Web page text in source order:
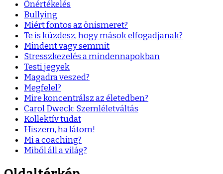
Önértékelés
Bullying
Miért fontos az önismeret?
Te is küzdesz, hogy mások elfogadjanak?
Mindent vagy semmit
Stresszkezelés a mindennapokban
Testi jegyek
Magadra veszed?
Megfelel?
Mire koncentrálsz az életedben?
Carol Dweck: Szemléletváltás
Kollektív tudat
Hiszem, ha látom!
Mi a coaching?
Miből áll a világ?